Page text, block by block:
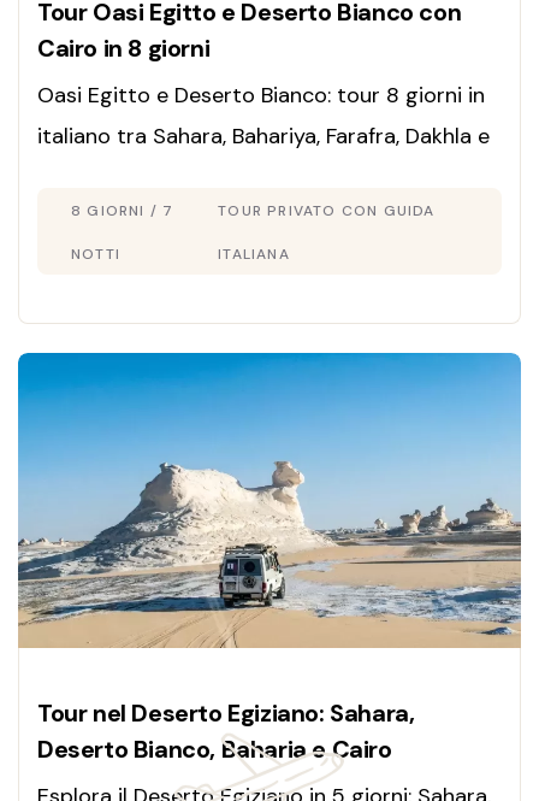
Tour Oasi Egitto e Deserto Bianco con
Cairo in 8 giorni
Oasi Egitto e Deserto Bianco: tour 8 giorni in
italiano tra Sahara, Bahariya, Farafra, Dakhla e
Prenota ora!
8 GIORNI / 7
NOTTI
TOUR PRIVATO CON GUIDA
ITALIANA
Tour nel Deserto Egiziano: Sahara,
Deserto Bianco, Baharia e Cairo